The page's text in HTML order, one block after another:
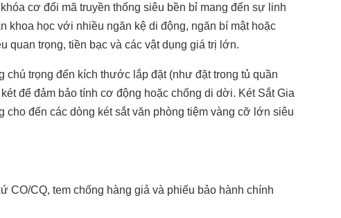
cơ đổi mã truyền thống siêu bền bỉ mang đến sự linh
khoa học với nhiều ngăn kệ di động, ngăn bí mật hoặc
trọng, tiền bạc và các vật dụng giá trị lớn.
chú trọng đến kích thước lắp đặt (như đặt trong tủ quần
để đảm bảo tính cơ động hoặc chống di dời. Két Sắt Gia
đến các dòng két sắt văn phòng tiệm vàng cỡ lớn siêu
CO/CQ, tem chống hàng giả và phiếu bảo hành chính